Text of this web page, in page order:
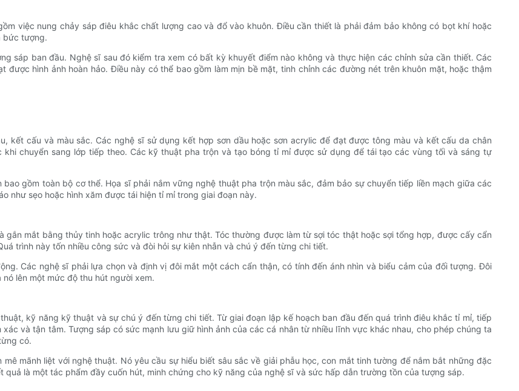
việc nung chảy sáp điêu khắc chất lượng cao và đổ vào khuôn. Điều cần thiết là phải đảm bảo không có bọt khí hoặc
bức tượng.
sáp ban đầu. Nghệ sĩ sau đó kiểm tra xem có bất kỳ khuyết điểm nào không và thực hiện các chỉnh sửa cần thiết. Các
hình ảnh hoàn hảo. Điều này có thể bao gồm làm mịn bề mặt, tinh chỉnh các đường nét trên khuôn mặt, hoặc thậm
kết cấu và màu sắc. Các nghệ sĩ sử dụng kết hợp sơn dầu hoặc sơn acrylic để đạt được tông màu và kết cấu da chân
chuyển sang lớp tiếp theo. Các kỹ thuật pha trộn và tạo bóng tỉ mỉ được sử dụng để tái tạo các vùng tối và sáng tự
gồm toàn bộ cơ thể. Họa sĩ phải nắm vững nghệ thuật pha trộn màu sắc, đảm bảo sự chuyển tiếp liền mạch giữa các
như sẹo hoặc hình xăm được tái hiện tỉ mỉ trong giai đoạn này.
mắt bằng thủy tinh hoặc acrylic trông như thật. Tóc thường được làm từ sợi tóc thật hoặc sợi tổng hợp, được cấy cẩn
trình này tốn nhiều công sức và đòi hỏi sự kiên nhẫn và chú ý đến từng chi tiết.
Các nghệ sĩ phải lựa chọn và định vị đôi mắt một cách cẩn thận, có tính đến ánh nhìn và biểu cảm của đối tượng. Đôi
lên một mức độ thu hút người xem.
kỹ năng kỹ thuật và sự chú ý đến từng chi tiết. Từ giai đoạn lập kế hoạch ban đầu đến quá trình điêu khắc tỉ mỉ, tiếp
và tận tâm. Tượng sáp có sức mạnh lưu giữ hình ảnh của các cá nhân từ nhiều lĩnh vực khác nhau, cho phép chúng ta
có.
mãnh liệt với nghệ thuật. Nó yêu cầu sự hiểu biết sâu sắc về giải phẫu học, con mắt tinh tường để nắm bắt những đặc
là một tác phẩm đầy cuốn hút, minh chứng cho kỹ năng của nghệ sĩ và sức hấp dẫn trường tồn của tượng sáp.